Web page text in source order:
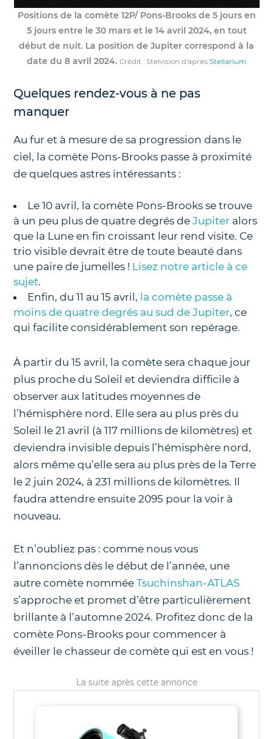
Positions de la comète 12P/ Pons-Brooks de 5 jours en
5 jours entre le 30 mars et le 14 avril 2024, en tout
début de nuit. La position de Jupiter correspond à la
date du 8 avril 2024. Crédit : Stelvision d’après Stellarium
Quelques rendez-vous à ne pas
manquer
Au fur et à mesure de sa progression dans le
ciel, la comète Pons-Brooks passe à proximité
de quelques astres intéressants :
Le 10 avril, la comète Pons-Brooks se trouve
à un peu plus de quatre degrés de Jupiter alors
que la Lune en fin croissant leur rend visite. Ce
trio visible devrait être de toute beauté dans
une paire de jumelles ! Lisez notre article à ce
sujet.
Enfin, du 11 au 15 avril, la comète passe à
moins de quatre degrés au sud de Jupiter, ce
qui facilite considérablement son repérage.
À partir du 15 avril, la comète sera chaque jour
plus proche du Soleil et deviendra difficile à
observer aux latitudes moyennes de
l’hémisphère nord. Elle sera au plus près du
Soleil le 21 avril (à 117 millions de kilomètres) et
deviendra invisible depuis l’hémisphère nord,
alors même qu’elle sera au plus près de la Terre
le 2 juin 2024, à 231 millions de kilomètres. Il
faudra attendre ensuite 2095 pour la voir à
nouveau.
Et n’oubliez pas : comme nous vous
l’annoncions dès le début de l’année, une
autre comète nomméeTsuchinshan-ATLAS
s’approche et promet d’être particulièrement
brillante à l’automne 2024. Profitez donc de la
comète Pons-Brooks pour commencer à
éveiller le chasseur de comète qui est en vous !
La suite après cette annonce